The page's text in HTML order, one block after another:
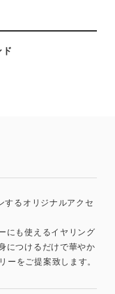
ド
するオリジナルアクセ
にも使えるイヤリング
につけるだけで華やか
をご提案致します。